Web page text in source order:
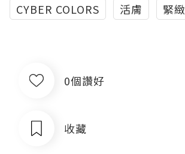
CYBER COLORS
活膚 緊緻
0個讚好
收藏